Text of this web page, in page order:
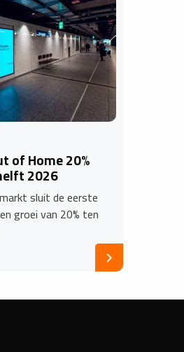
of Home 20%
2026
sluit de eerste
groei van 20% ten